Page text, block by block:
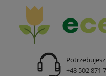
+48 502 871